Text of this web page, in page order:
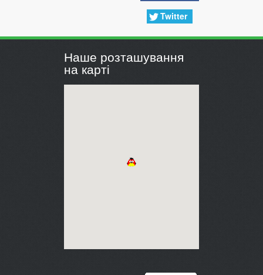
Twitter
Наше розташування
на карті